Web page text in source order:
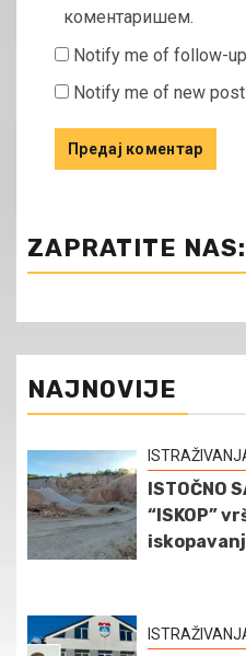
коментаришем.
Notify me of follow-
Notify me of new
ZAPRATITE NAS:
NAJNOVIJE
ISTOČNO
“ISKOP”